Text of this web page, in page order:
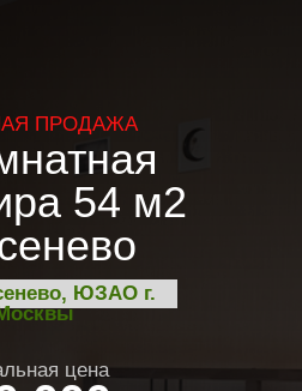
54 м2
цена
ПРОДАЖА
ЮЗАО г.